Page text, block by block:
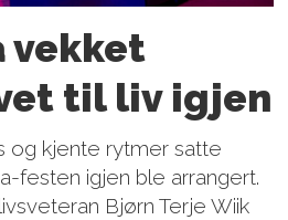
vekket
til liv igjen
og kjente rytmer satte
festen igjen ble arrangert.
Bjørn Terje Wiik